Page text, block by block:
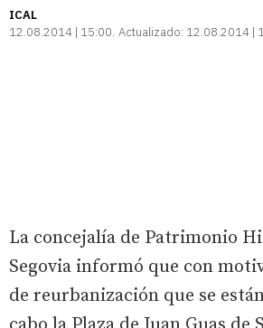
ICAL
12.08.2014 | 15:00 Actualizado: 12.08.2014 |
La concejalía de Patrimonio
Segovia informó que con
de reurbanización que se